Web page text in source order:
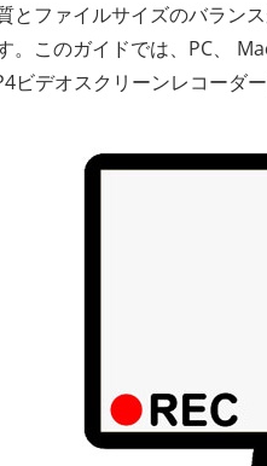
とファイルサイズのバラン
。このガイドでは、PC、
ビデオスクリーンレコーダ